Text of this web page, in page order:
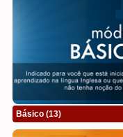
Básico (13)